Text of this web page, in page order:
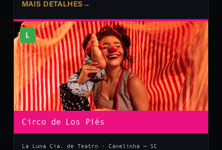
MAIS DETALHES →
L
Circo de Los Piés
La Luna Cia. de Teatro · Canelinha — SC